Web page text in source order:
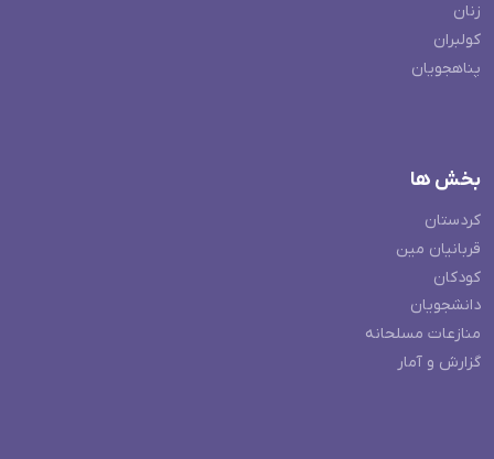
زنان
کولبران
پناهجویان
بخش ها
کردستان
قربانیان مین
کودکان
دانشجویان
منازعات مسلحانه
گزارش و آمار